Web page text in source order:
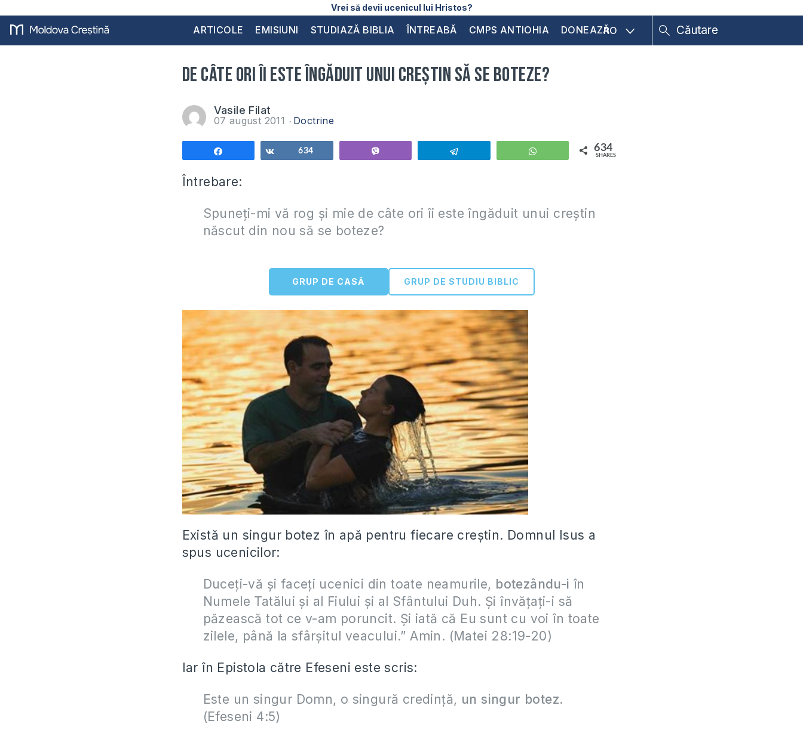
Vrei să devii ucenicul lui Hristos?
ARTICOLE EMISIUNI STUDIAZĂ BIBLIA ÎNTREABĂ CMPS ANTIOHIA DONEAZĂRO
De câte ori îi este îngăduit unui creştin să se boteze?
Vasile Filat
07 august 2011 Doctrine
Share634 WhatsApp 634
SHARES
Întrebare:
Spuneţi-mi vă rog şi mie de câte ori îi este îngăduit unui creştin
născut din nou să se boteze?
GRUP DE CASĂ GRUP DE STUDIU BIBLIC
Există un singur botez în apă pentru fiecare creştin. Domnul Isus a
spus ucenicilor:
Duceţi-vă şi faceţi ucenici din toate neamurile, botezându-i în
Numele Tatălui şi al Fiului şi al Sfântului Duh. Şi învăţaţi-i să
păzească tot ce v-am poruncit. Şi iată că Eu sunt cu voi în toate
zilele, până la sfârşitul veacului.” Amin. (Matei 28:19-20)
Iar în Epistola către Efeseni este scris:
Este un singur Domn, o singură credinţă, un singur botez.
(Efeseni 4:5)